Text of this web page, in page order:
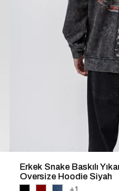
Erkek Snake Baskılı
Oversize Hoodie Siyah